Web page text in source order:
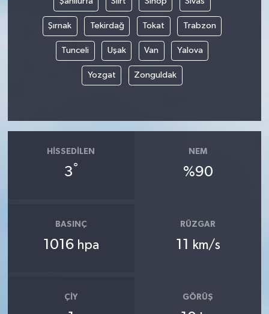
Şırnak Tekirdağ Tokat Trabzon
Tunceli Uşak Van Yalova
Yozgat Zonguldak
HISSEDILEN
3°
NEM
%90
BASINÇ
1016 hpa
RÜZGAR
11 km/s
ÇIY GÖRÜŞ